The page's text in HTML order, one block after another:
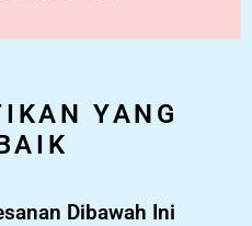
YANG
Dibawah Ini